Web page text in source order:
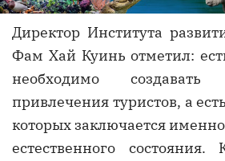
Директор Института
Фам Хай Куинь отметил:
необходимо
привлечения туристов, а
которых заключается
естественного состояния.